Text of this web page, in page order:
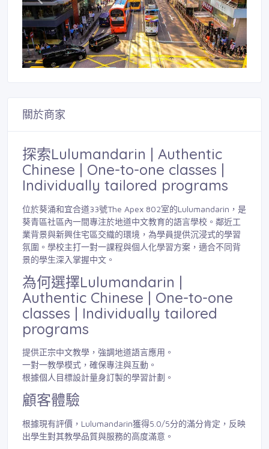
關於商家
探索Lulumandarin | Authentic
Chinese | One-to-one classes |
Individually tailored programs
位於葵涌和宜合道33號The Apex 802室的Lulumandarin，是
葵青區社區內一間專注於地道中文教育的語言學校。鄰近工
業背景與新興住宅區交織的環境，為學員提供沉浸式的學習
氛圍。學校主打一對一課程與個人化學習方案，適合不同背
景的學生深入掌握中文。
為何選擇Lulumandarin |
Authentic Chinese | One-to-one
classes | Individually tailored
programs
提供正宗中文教學，強調地道語言應用。
一對一教學模式，確保專注與互動。
根據個人目標設計量身訂製的學習計劃。
顧客體驗
根據現有評價，Lulumandarin獲得5.0/5分的滿分肯定，反映
出學生對其教學品質與服務的高度滿意。